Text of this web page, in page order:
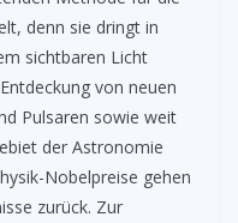
denn sie dringt in
sichtbaren Licht
von neuen
Pulsaren sowie weit
der Astronomie
Nobelpreise gehen
zurück. Zur